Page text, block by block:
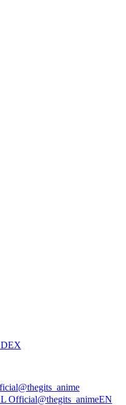
@thegits_anime
Official@thegits_animeEN